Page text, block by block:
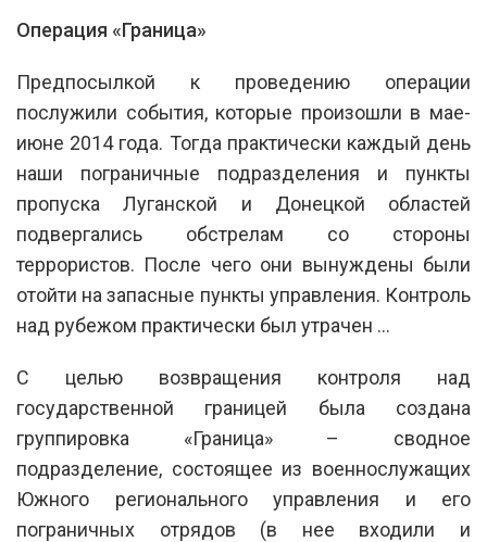
Операция «Граница»
Предпосылкой к проведению операции
послужили события, которые произошли в мае-
июне 2014 года. Тогда практически каждый день
наши пограничные подразделения и пункты
пропуска Луганской и Донецкой областей
подвергались обстрелам со стороны
террористов. После чего они вынуждены были
отойти на запасные пункты управления. Контроль
над рубежом практически был утрачен …
С целью возвращения контроля над
государственной границей была создана
группировка «Граница» – сводное
подразделение, состоящее из военнослужащих
Южного регионального управления и его
пограничных отрядов (в нее входили и